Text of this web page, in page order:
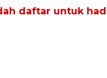
daftar untuk